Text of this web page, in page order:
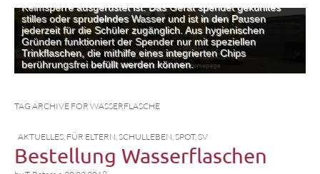
Keimsperre ausgerüstet ist. Das Gerät spendet gekühltes
stilles oder sprudelndes Wasser und ist in den Pausen
jederzeit für die Schüler zugänglich. Aus hygienischen
Gründen funktioniert der Spender nur mit speziellen
Trinkflaschen, die mithilfe eines integrierten Chips
berührungsfrei befüllt werden können.
TAG ARCHIVE FOR WASSERFLASCHE
AKTUELLES FÜR ELTERN SCHULLEBEN SPOT, SV
Bestellung Wasserflaschen